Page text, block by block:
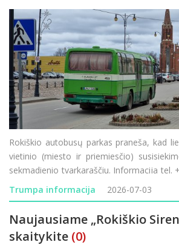
Rokiškio autobusų parkas praneša, kad
vietinio (miesto ir priemiesčio)
sekmadienio tvarkaraščiu. Informacija tel.
www.rokiskioap.lt
Trumpa informacija 2026-07-03
Naujausiame „Rokiškio
skaitykite (0)